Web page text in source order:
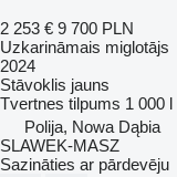
2 253 € 9 700 PLN
Uzkarināmais miglotājs
2024
Stāvoklis jauns
Tvertnes tilpums 1 000 l
Polija, Nowa Dąbia
SLAWEK-MASZ
Sazināties ar pārdevēju